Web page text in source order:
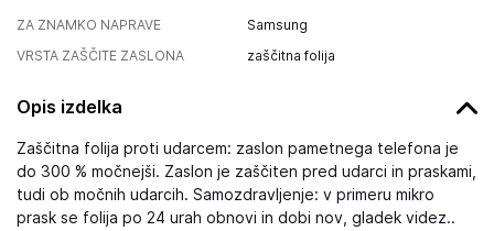
ZA ZNAMKO NAPRAVE
Samsung
VRSTA ZAŠČITE ZASLONA
zaščitna folija
Opis izdelka
Zaščitna folija proti udarcem: zaslon pametnega telefona je
do 300 % močnejši. Zaslon je zaščiten pred udarci in praskami,
tudi ob močnih udarcih. Samozdravljenje: v primeru mikro
prask se folija po 24 urah obnovi in dobi nov, gladek videz..